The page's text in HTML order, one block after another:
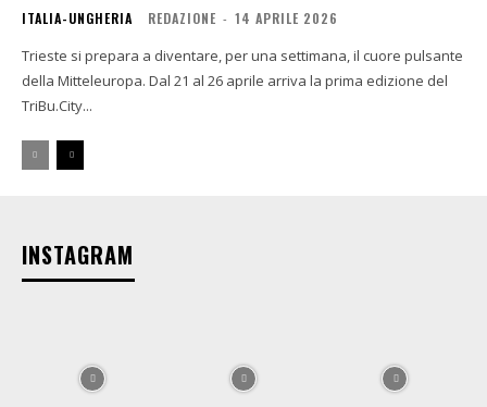
ITALIA-UNGHERIA REDAZIONE - 14 APRILE 2026
Trieste si prepara a diventare, per una settimana, il cuore pulsante
della Mitteleuropa. Dal 21 al 26 aprile arriva la prima edizione del
TriBu.City...
INSTAGRAM